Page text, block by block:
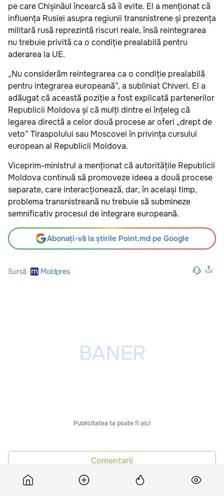
pe care Chișinăul încearcă să îl evite. El a menționat că
influența Rusiei asupra regiunii transnistrene și prezența
militară rusă reprezintă riscuri reale, însă reintegrarea
nu trebuie privită ca o condiție prealabilă pentru
aderarea la UE.
„Nu considerăm reintegrarea ca o condiție prealabilă
pentru integrarea europeană”, a subliniat Chiveri. El a
adăugat că această poziție a fost explicată partenerilor
Republicii Moldova și că mulți dintre ei înțeleg că
legarea directă a celor două procese ar oferi „drept de
veto” Tiraspolului sau Moscovei în privința cursului
european al Republicii Moldova.
Viceprim-ministrul a menționat că autoritățile Republicii
Moldova continuă să promoveze ideea a două procese
separate, care interacționează, dar, în același timp,
problema transnistreană nu trebuie să submineze
semnificativ procesul de integrare europeană.
Abonați-vă la știrile Point.md pe Google
Sursă Moldpres
Publicitatea ta poate fi aici
Comentarii